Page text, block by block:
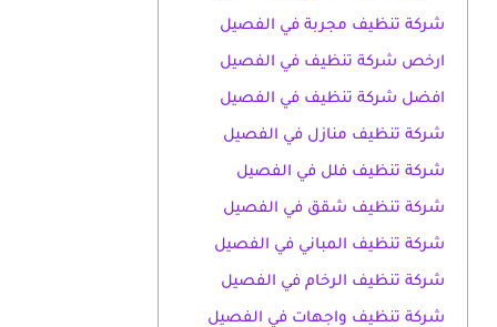
شركة تنظيف مجربة في الفصيل
ارخص شركة تنظيف في الفصيل
افضل شركة تنظيف في الفصيل
شركة تنظيف منازل في الفصيل
شركة تنظيف فلل في الفصيل
شركة تنظيف شقق في الفصيل
شركة تنظيف المباني في الفصيل
شركة تنظيف الرخام في الفصيل
شركة تنظيف واجهات في الفصيل